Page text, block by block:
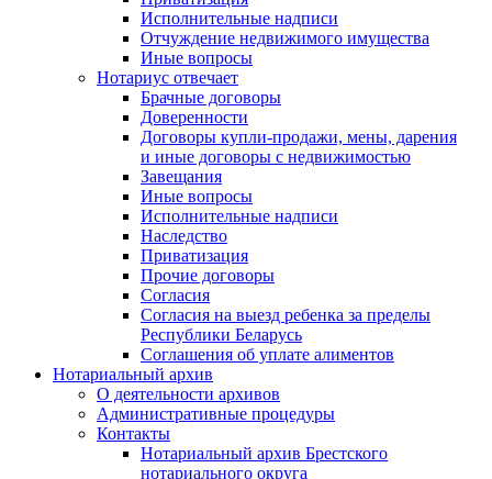
Исполнительные надписи
Отчуждение недвижимого имущества
Иные вопросы
Нотариус отвечает
Брачные договоры
Доверенности
Договоры купли-продажи, мены, дарения
и иные договоры с недвижимостью
Завещания
Иные вопросы
Исполнительные надписи
Наследство
Приватизация
Прочие договоры
Согласия
Согласия на выезд ребенка за пределы
Республики Беларусь
Соглашения об уплате алиментов
Нотариальный архив
О деятельности архивов
Административные процедуры
Контакты
Нотариальный архив Брестского
нотариального округа